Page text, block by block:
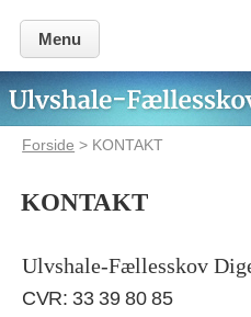
Menu
Forside > KONTAKT
KONTAKT
Ulvshale-Fællesskov
CVR: 33 39 80 85